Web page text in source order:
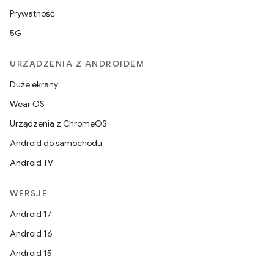
Prywatność
5G
URZĄDZENIA Z ANDROIDEM
Duże ekrany
Wear OS
Urządzenia z ChromeOS
Android do samochodu
Android TV
WERSJE
Android 17
Android 16
Android 15